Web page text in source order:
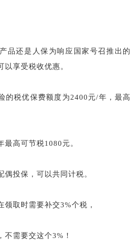
品还是人保为响应国家号召推出的
以享受税收优惠。
的税优保费额度为2400元/年，最高
最高可节税1080元。
投保，可以共同计税。
领取时需要补交3%个税，
不需要交这个3%！